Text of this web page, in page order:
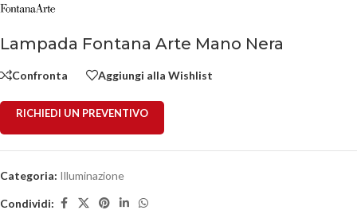
Lampada Fontana Arte Mano Nera
Confronta Aggiungi alla Wishlist
RICHIEDI UN PREVENTIVO
Categoria: Illuminazione
Condividi: